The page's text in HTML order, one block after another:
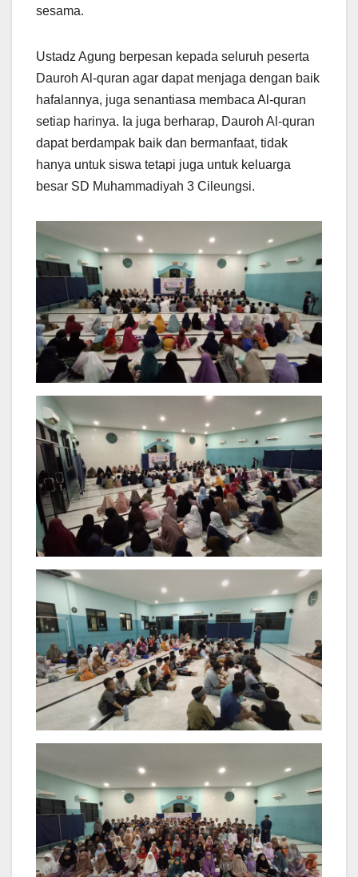
sesama.
Ustadz Agung berpesan kepada seluruh peserta
Dauroh Al-quran agar dapat menjaga dengan baik
hafalannya, juga senantiasa membaca Al-quran
setiap harinya. Ia juga berharap, Dauroh Al-quran
dapat berdampak baik dan bermanfaat, tidak
hanya untuk siswa tetapi juga untuk keluarga
besar SD Muhammadiyah 3 Cileungsi.